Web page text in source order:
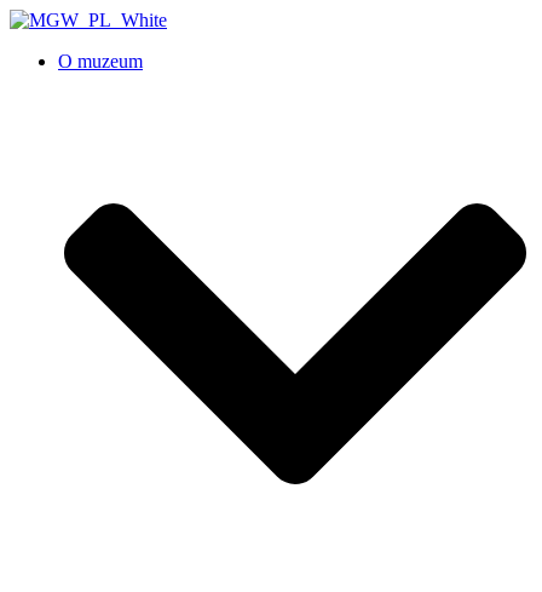
O muzeum